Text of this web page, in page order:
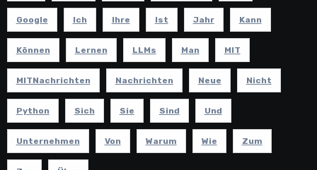
Google Ich Ihre Ist Jahr Kann
Können Lernen LLMs Man MIT
MITNachrichten Nachrichten Neue Nicht
Python Sich Sie Sind Und
Unternehmen Von Warum Wie Zum